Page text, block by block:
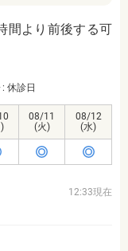
間より前後する可
: 休診日
08/11
(火)
08/12
(水)
12:33現在